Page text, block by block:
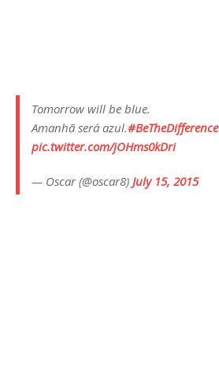
Tomorrow will be blue.
Amanhã será azul.#BeTheDifference
pic.twitter.com/jOHms0kDri
— Oscar (@oscar8) July 15, 2015